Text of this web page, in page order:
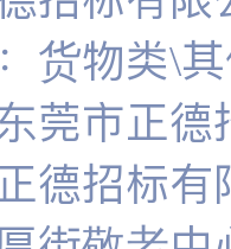
货物类\
莞市正
德招标